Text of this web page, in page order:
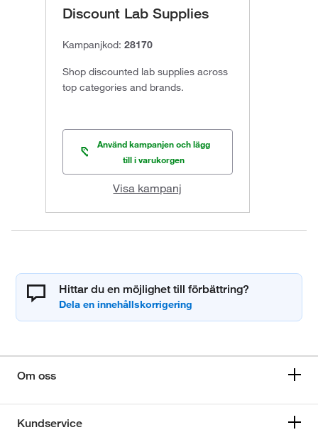
Discount Lab Supplies
Kampanjkod: 28170
Shop discounted lab supplies across
top categories and brands.
Använd kampanjen och lägg
till i varukorgen
Visa kampanj
Hittar du en möjlighet till förbättring?
Om oss
Kundservice